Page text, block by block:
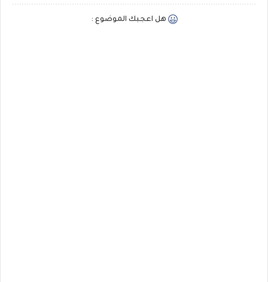
هل اعجبك الموضوع :